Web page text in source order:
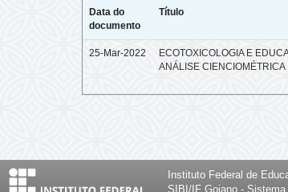
Data do
documento
Título
25-Mar-2022
ECOTOXICOLOGIA E
ANÁLISE CIENCIOMÉTRICA
Instituto Federal de
SIBI/IF Goiano -